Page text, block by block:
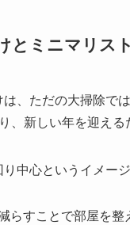
とミニマリス
、ただの大掃除では
、新しい年を迎える
中心というイメー
らすことで部屋を整